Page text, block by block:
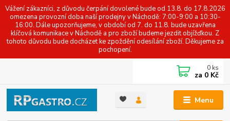
Vážení zákazníci, z důvodu čerpání dovolené bude od 13.8. do 17.8.2026
omezena provozní doba naší prodejny v Náchodě: 7:00-9:00 a 10:30-
16:00. Dále upozorňujeme, v období od 7. do 11.8. bude uzavřena
klíčová komunikace v Náchodě a pro zboží budeme jezdit objížďkou. Z
tohoto důvodu bude docházet ke zpoždění odesílání zboží. Děkujeme za
pochopení.
Menu
0 ks
za 0 Kč